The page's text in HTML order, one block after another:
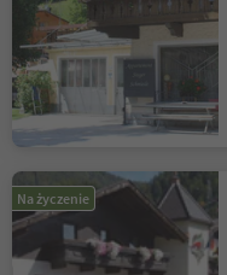
Na życzenie